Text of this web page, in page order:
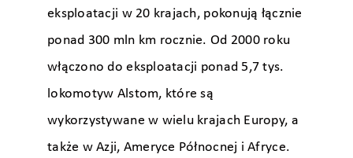
eksploatacji w 20 krajach, pokonują łącznie
ponad 300 mln km rocznie. Od 2000 roku
włączono do eksploatacji ponad 5,7 tys.
lokomotyw Alstom, które są
wykorzystywane w wielu krajach Europy, a
także w Azji, Ameryce Północnej i Afryce.